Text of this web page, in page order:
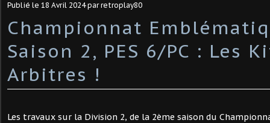
Publié le 18 Avril 2024par retroplay80
Championnat
Saison 2, PES 6/PC : Les
Arbitres !
Les travaux sur la Division 2, de la 2ème saison du